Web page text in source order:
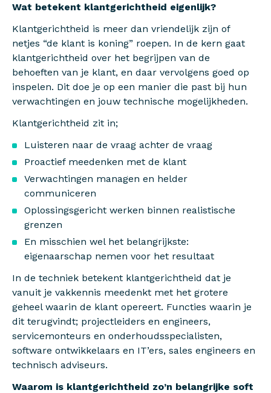
Wat betekent klantgerichtheid eigenlijk?
Klantgerichtheid is meer dan vriendelijk zijn of
netjes “de klant is koning” roepen. In de kern gaat
klantgerichtheid over het begrijpen van de
behoeften van je klant, en daar vervolgens goed op
inspelen. Dit doe je op een manier die past bij hun
verwachtingen en jouw technische mogelijkheden.
Klantgerichtheid zit in;
Luisteren naar de vraag achter de vraag
Proactief meedenken met de klant
Verwachtingen managen en helder
communiceren
Oplossingsgericht werken binnen realistische
grenzen
En misschien wel het belangrijkste:
eigenaarschap nemen voor het resultaat
In de techniek betekent klantgerichtheid dat je
vanuit je vakkennis meedenkt met het grotere
geheel waarin de klant opereert. Functies waarin je
dit terugvindt; projectleiders en engineers,
servicemonteurs en onderhoudsspecialisten,
software ontwikkelaars en IT’ers, sales engineers en
technisch adviseurs.
Waarom is klantgerichtheid zo’n belangrijke soft